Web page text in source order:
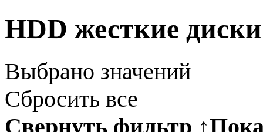
HDD жесткие диски
Выбрано значений
Сбросить все
Свернуть фильтр ↑